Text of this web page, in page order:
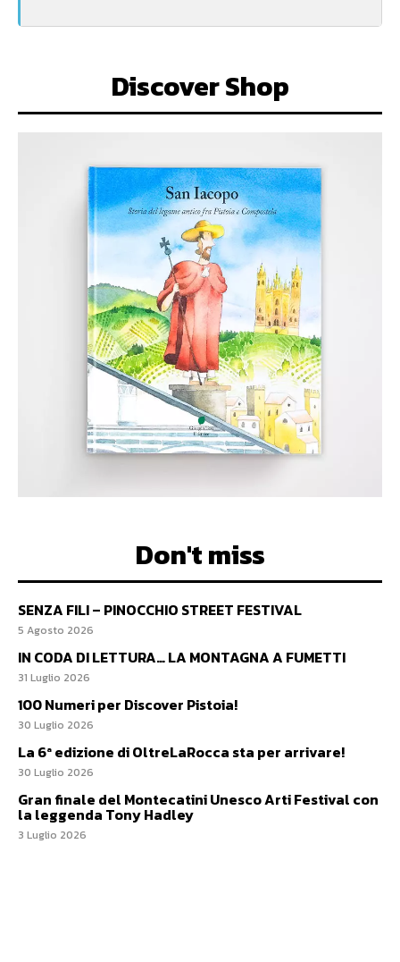
Discover Shop
Don't miss
SENZA FILI – PINOCCHIO STREET FESTIVAL
5 Agosto 2026
IN CODA DI LETTURA… LA MONTAGNA A FUMETTI
31 Luglio 2026
100 Numeri per Discover Pistoia!
30 Luglio 2026
La 6ª edizione di OltreLaRocca sta per arrivare!
30 Luglio 2026
Gran finale del Montecatini Unesco Arti Festival con
la leggenda Tony Hadley
3 Luglio 2026